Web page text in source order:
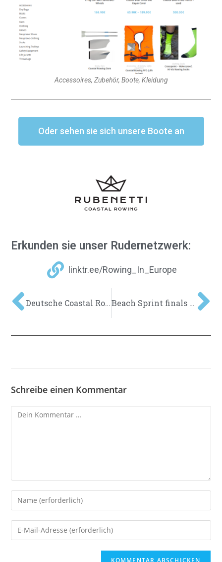
Accessoires, Zubehör, Boote, Kleidung
Oder sehen sie sich unsere Boote an
Erkunden sie unser Rudernetzwerk:
linktr.ee/Rowing_In_Europe
Deutsche Coastal Rowing Meisterschaften Beach Sprint finals Lobnig gewinnt Gold im Einer
Schreibe einen Kommentar